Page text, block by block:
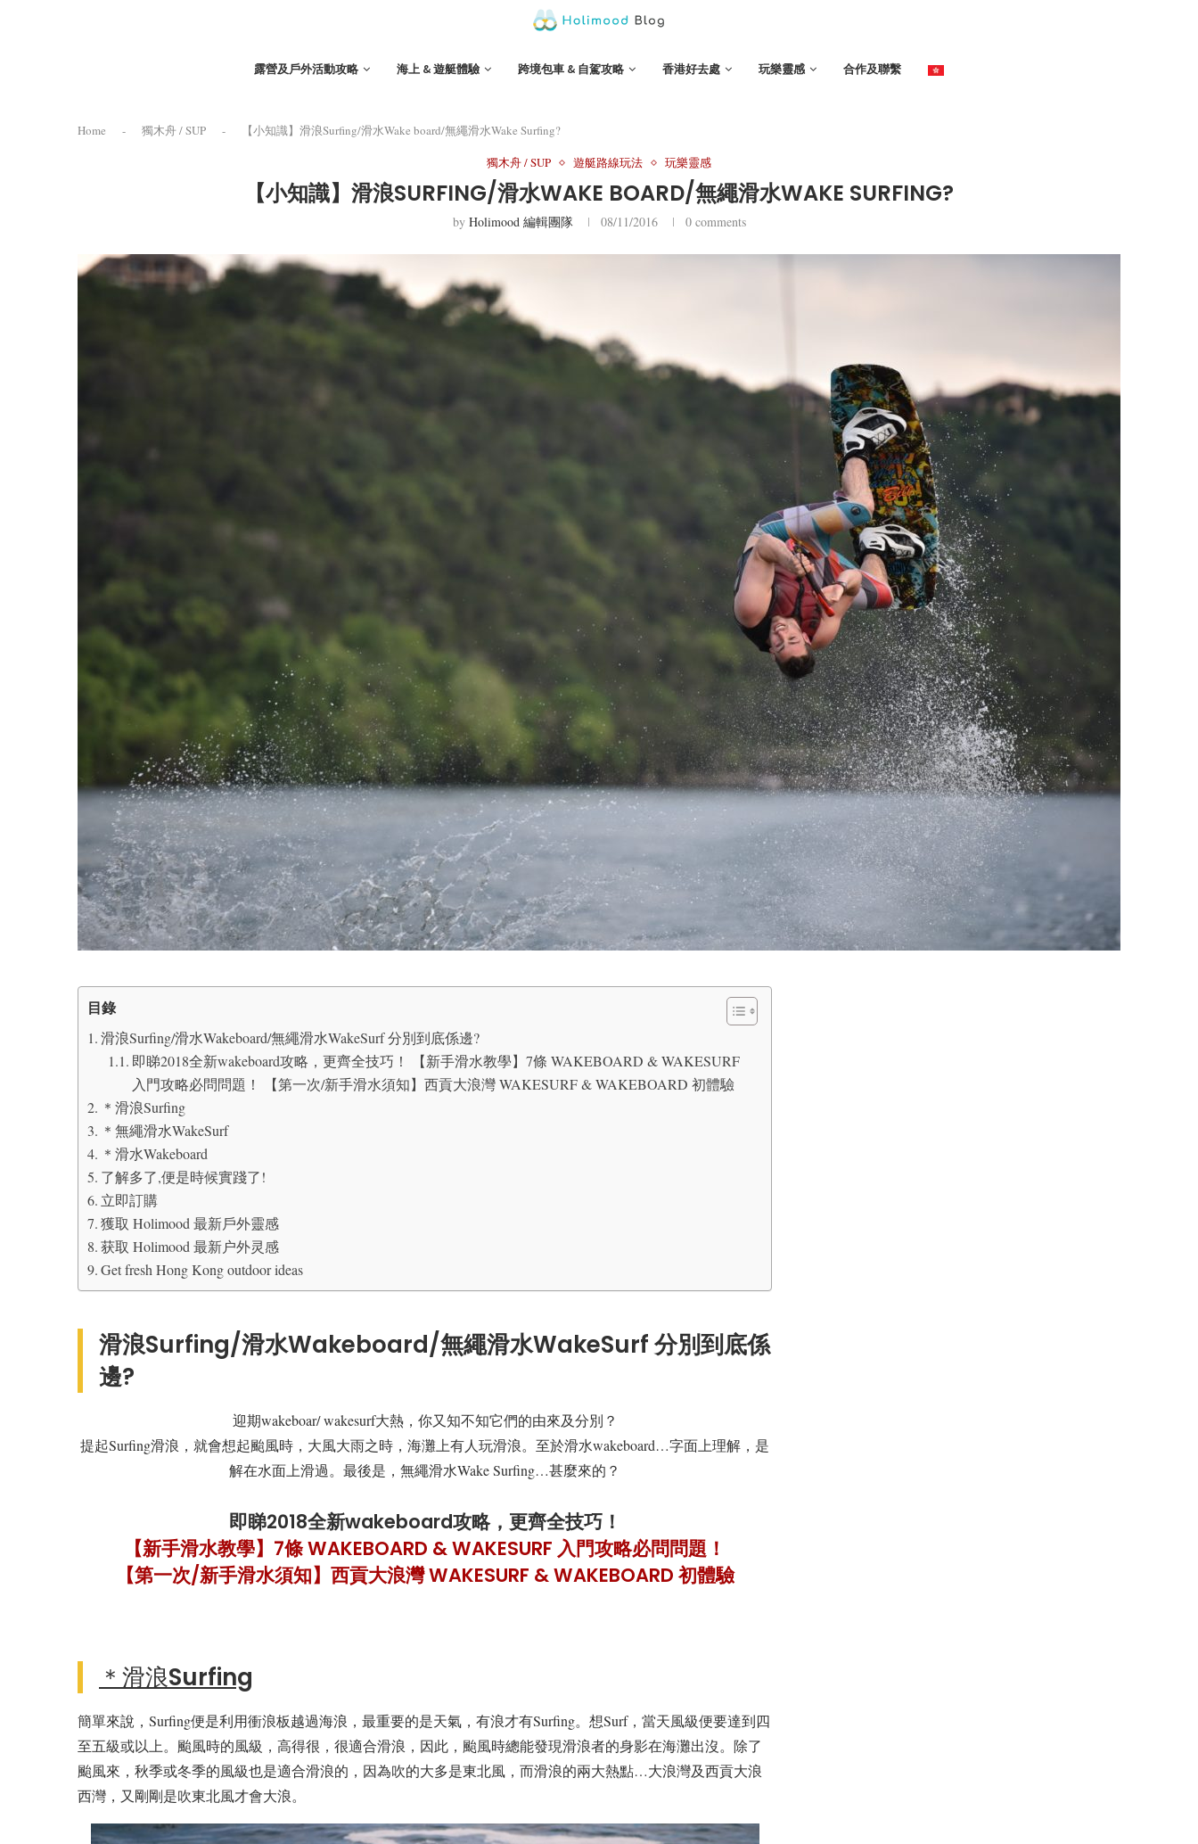
露營及戶外活動攻略 海上 & 遊艇體驗 跨境包車 & 自駕攻略 香港好去處 玩樂靈感 合作及聯繫
Home - 獨木舟 / SUP -
【小知識】滑浪Surfing/滑水Wake board/無繩滑水Wake Surfing?
獨木舟 / SUP
遊艇路線玩法 玩樂靈感
【小知識】滑浪SURFING/滑水WAKE BOARD/無繩滑水WAKE SURFING?
by Holimood 編輯團隊 08/11/2016 0 comments
目錄
滑浪Surfing/滑水Wakeboard/無繩滑水WakeSurf 分別到底係邊?
即睇2018全新wakeboard攻略，更齊全技巧！ 【新手滑水教學】7條 WAKEBOARD & WAKESURF
入門攻略必問問題！ 【第一次/新手滑水須知】西貢大浪灣 WAKESURF & WAKEBOARD 初體驗
＊滑浪Surfing
＊無繩滑水WakeSurf
＊滑水Wakeboard
了解多了,便是時候實踐了!
立即訂購
獲取 Holimood 最新戶外靈感
获取 Holimood 最新户外灵感
Get fresh Hong Kong outdoor ideas
滑浪Surfing/滑水Wakeboard/無繩滑水WakeSurf 分別到底係
邊?
迎期wakeboar/ wakesurf大熱，你又知不知它們的由來及分別？
提起Surfing滑浪，就會想起颱風時，大風大雨之時，海灘上有人玩滑浪。至於滑水wakeboard…字面上理解，是
解在水面上滑過。最後是，無繩滑水Wake Surfing…甚麼來的？
即睇2018全新wakeboard攻略，更齊全技巧！
【新手滑水教學】7條 WAKEBOARD & WAKESURF 入門攻略必問問題！
【第一次/新手滑水須知】西貢大浪灣 WAKESURF & WAKEBOARD 初體驗
＊滑浪Surfing
簡單來說，Surfing便是利用衝浪板越過海浪，最重要的是天氣，有浪才有Surfing。想Surf，當天風級便要達到四
至五級或以上。颱風時的風級，高得很，很適合滑浪，因此，颱風時總能發現滑浪者的身影在海灘出沒。除了
颱風來，秋季或冬季的風級也是適合滑浪的，因為吹的大多是東北風，而滑浪的兩大熱點…大浪灣及西貢大浪
西灣，又剛剛是吹東北風才會大浪。